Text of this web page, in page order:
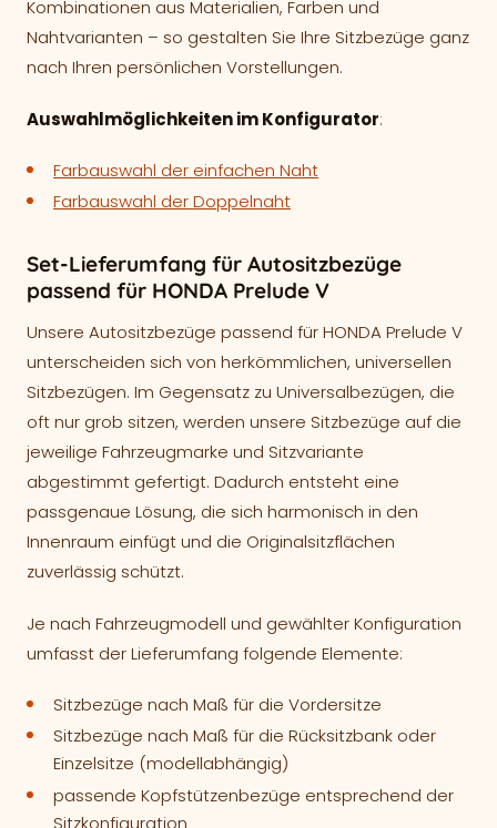
Kombinationen aus Materialien, Farben und
Nahtvarianten – so gestalten Sie Ihre Sitzbezüge ganz
nach Ihren persönlichen Vorstellungen.
Auswahlmöglichkeiten im Konfigurator:
Farbauswahl der einfachen Naht
Farbauswahl der Doppelnaht
Set-Lieferumfang für Autositzbezüge
passend für HONDA Prelude V
Unsere Autositzbezüge passend für HONDA Prelude V
unterscheiden sich von herkömmlichen, universellen
Sitzbezügen. Im Gegensatz zu Universalbezügen, die
oft nur grob sitzen, werden unsere Sitzbezüge auf die
jeweilige Fahrzeugmarke und Sitzvariante
abgestimmt gefertigt. Dadurch entsteht eine
passgenaue Lösung, die sich harmonisch in den
Innenraum einfügt und die Originalsitzflächen
zuverlässig schützt.
Je nach Fahrzeugmodell und gewählter Konfiguration
umfasst der Lieferumfang folgende Elemente:
Sitzbezüge nach Maß für die Vordersitze
Sitzbezüge nach Maß für die Rücksitzbank oder
Einzelsitze (modellabhängig)
passende Kopfstützenbezüge entsprechend der
Sitzkonfiguration